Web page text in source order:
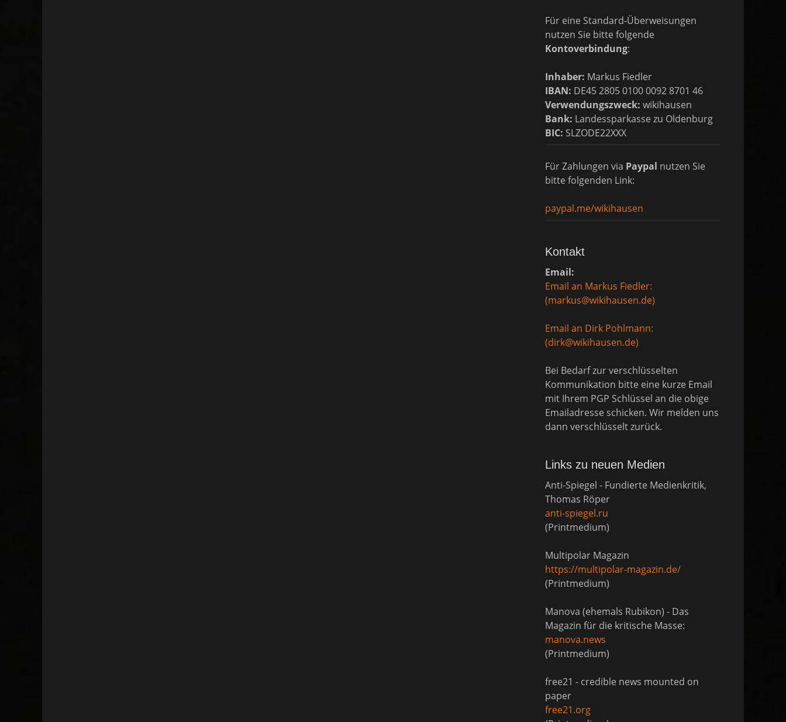
Für eine Standard-Überweisungen
nutzen Sie bitte folgende
Kontoverbindung:
Inhaber: Markus Fiedler
IBAN: DE45 2805 0100 0092 8701 46
Verwendungszweck: wikihausen
Bank: Landessparkasse zu Oldenburg
BIC: SLZODE22XXX
Für Zahlungen via Paypal nutzen Sie
bitte folgenden Link:
paypal.me/wikihausen
Kontakt
Email:
Email an Markus Fiedler:
(markus@wikihausen.de)
Email an Dirk Pohlmann:
(dirk@wikihausen.de)
Bei Bedarf zur verschlüsselten
Kommunikation bitte eine kurze Email
mit Ihrem PGP Schlüssel an die obige
Emailadresse schicken. Wir melden uns
dann verschlüsselt zurück.
Links zu neuen Medien
Anti-Spiegel - Fundierte Medienkritik,
Thomas Röper
anti-spiegel.ru
(Printmedium)
Multipolar Magazin
https://multipolar-magazin.de/
(Printmedium)
Manova (ehemals Rubikon) - Das
Magazin für die kritische Masse:
manova.news
(Printmedium)
free21 - credible news mounted on
paper
free21.org